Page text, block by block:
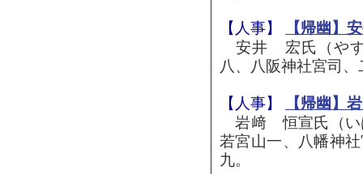
【人事】
【帰幽】
安井 宏氏（やす
八、八阪神社宮司
【人事】
【帰幽】
岩﨑 恒宣氏（い
若宮山一、八幡神
九。